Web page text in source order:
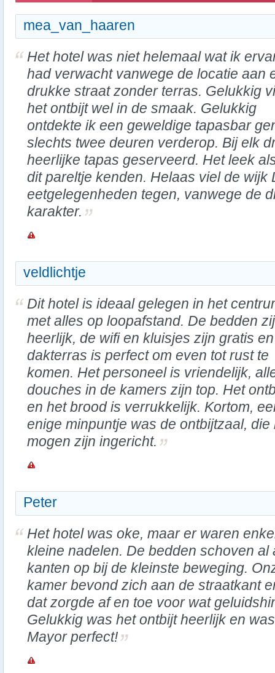
mea_van_haaren
Het hotel was niet helemaal wat ik
had verwacht vanwege de locatie aan
drukke straat zonder terras. Gelukkig
het ontbijt wel in de smaak. Gelukkig
ontdekte ik een geweldige tapasbar
slechts twee deuren verderop. Bij elk
heerlijke tapas geserveerd. Het leek
dit pareltje kenden. Helaas viel de wijk
eetgelegenheden tegen, vanwege de
karakter.
veldlichtje
Dit hotel is ideaal gelegen in het
met alles op loopafstand. De bedden
heerlijk, de wifi en kluisjes zijn gratis
dakterras is perfect om even tot rust te
komen. Het personeel is vriendelijk,
douches in de kamers zijn top. Het
en het brood is verrukkelijk. Kortom,
enige minpuntje was de ontbijtzaal,
mogen zijn ingericht.
Peter
Het hotel was oke, maar er waren
kleine nadelen. De bedden schoven al
kanten op bij de kleinste beweging.
kamer bevond zich aan de straatkant
dat zorgde af en toe voor wat
Gelukkig was het ontbijt heerlijk en
Mayor perfect!